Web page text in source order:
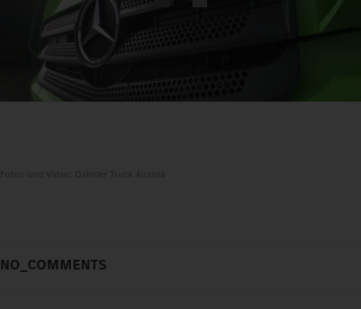
NO_COMMENTS